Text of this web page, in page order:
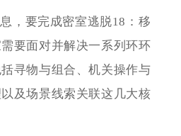
，要完成密室逃脱18：移
要面对并解决一系列环环
寻物与组合、机关操作与
及场景线索关联这几大核